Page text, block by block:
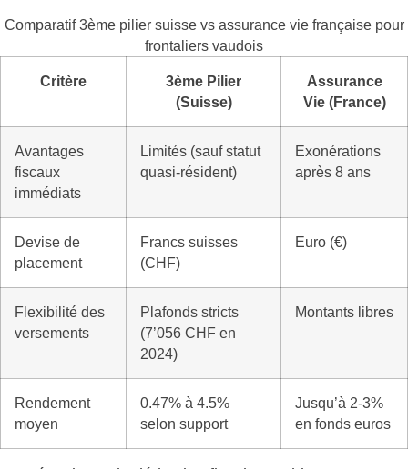
Comparatif 3ème pilier suisse vs assurance vie française pour
frontaliers vaudois
Critère
3ème Pilier
(Suisse)
Assurance
Vie (France)
Avantages
fiscaux
immédiats
Limités (sauf statut
quasi-résident)
Exonérations
après 8 ans
Devise de
placement
Francs suisses
(CHF)
Euro (€)
Flexibilité des
versements
Plafonds stricts
(7’056 CHF en
2024)
Montants libres
Rendement
moyen
0.47% à 4.5%
selon support
Jusqu’à 2-3%
en fonds euros